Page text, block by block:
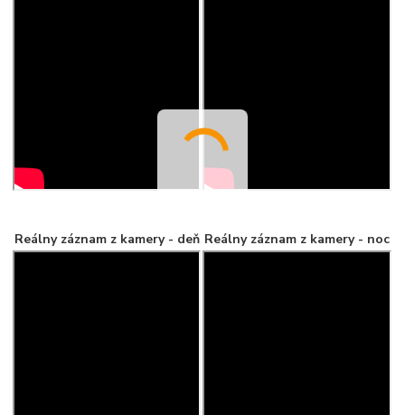
Reálny záznam z kamery - deň Reálny záznam z kamery - noc